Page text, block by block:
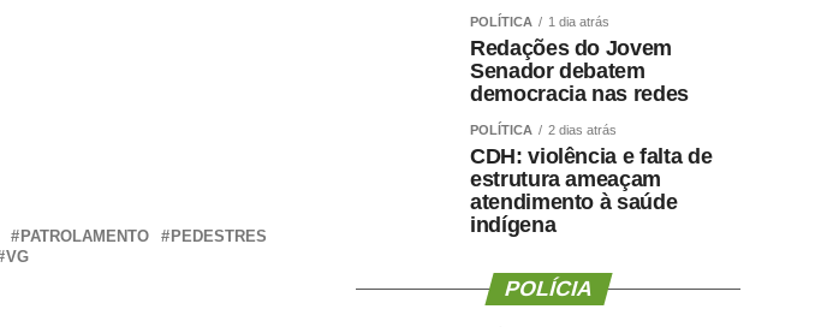
PATROLAMENTO
PEDESTRES
VG
POLÍTICA 1 dia atrás
Redações do Jovem
Senador debatem
democracia nas redes
POLÍTICA 2 dias atrás
CDH: violência e falta de
estrutura ameaçam
atendimento à saúde
indígena
POLÍCIA